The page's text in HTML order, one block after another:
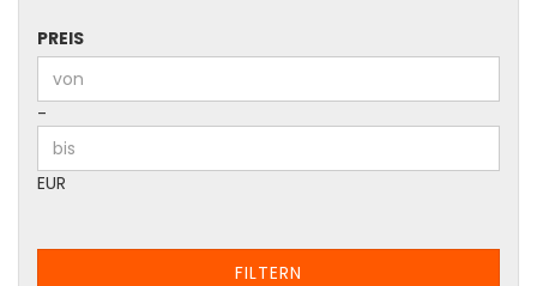
PREIS
PREIS
Preis bis
-
EUR
FILTERN